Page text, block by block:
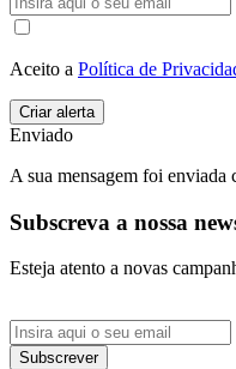
Aceito a Política de
Enviado
A sua mensagem foi enviada
Subscreva a nossa
Esteja atento a novas